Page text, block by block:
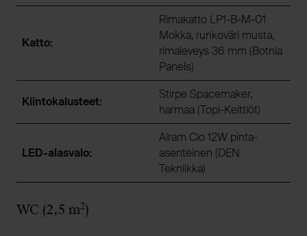
Katto:
Rimakatto LP1-B-M-01
Mokka, runkoväri musta,
rimaleveys 36 mm (Botnia
Panels)
Kiintokalusteet:
Stirpe Spacemaker,
harmaa (Topi-Keittiöt)
LED-alasvalo:
Airam Cio 12W pinta-
asenteinen (DEN
Tekniikka)
WC (2,5 m2)